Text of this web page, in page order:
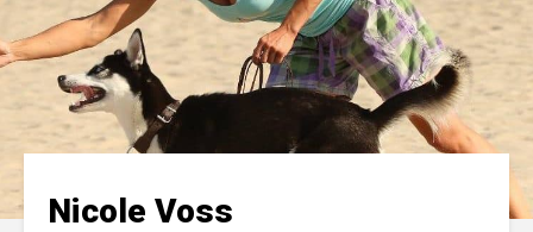
Nicole Voss